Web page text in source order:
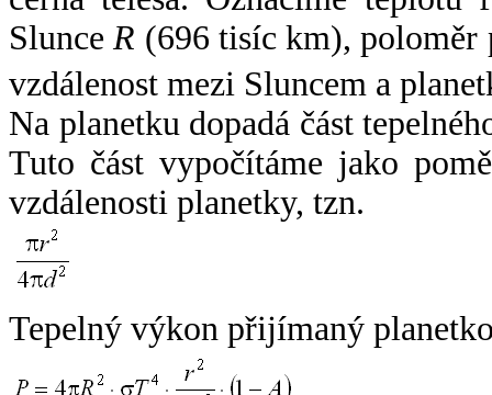
SlunceR (696 tisíc km),
vzdálenost mezi Sluncem a
Na planetku dopadá část
Tuto část vypočítáme jako
vzdálenosti planetky, tzn.
Tepelný výkon přijímaný